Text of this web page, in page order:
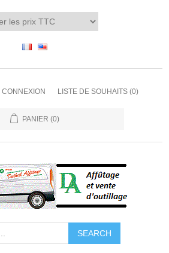
CONNEXION LISTE DE SOUHAITS (0)
PANIER (0)